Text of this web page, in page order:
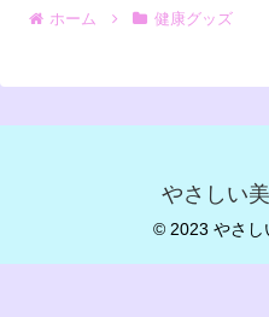
ホーム 健康グッズ
やさしい
© 2023 やさし